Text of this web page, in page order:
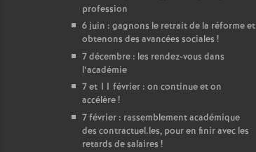
profession
6 juin : gagnons le retrait de la réforme et
obtenons des avancées sociales !
7 décembre : les rendez-vous dans
l’académie
7 et 11 février : on continue et on
accélère!
7 février : rassemblement académique
des contractuel.les, pour en finir avec les
retards de salaires !